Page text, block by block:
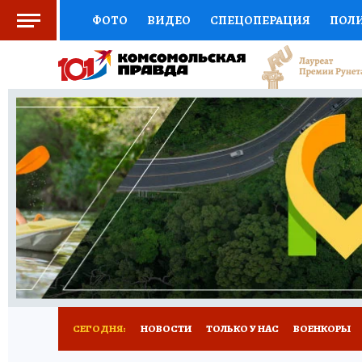
ФОТО ВИДЕО СПЕЦОПЕРАЦИЯ
СОЦПОДДЕРЖКА НАУКА СПОРТ
ВЫБОР ЭКСПЕРТОВ ДОКТОР
КНИЖНАЯ ПОЛКА ПРОГНОЗЫ НА СПОРТ
ПРЕСС-ЦЕНТР НЕДВИЖИМОСТЬ
РАДИО КП РЕКЛАМА ТЕСТЫ НОВОЕ
СЕГОДНЯ: НОВОСТИ ТОЛЬКО У НАС ВОЕНКОРЫ